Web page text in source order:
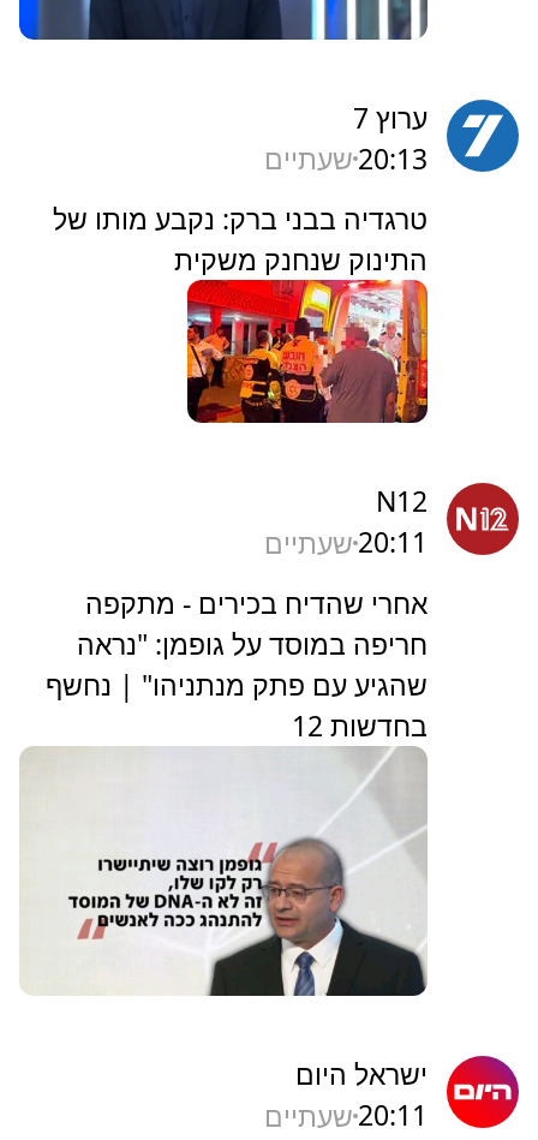
ערוץ 7
20:13שעתיים
‏טרגדיה בבני ברק: נקבע מותו של
התינוק שנחנק משקית
N12
20:11שעתיים
אחרי שהדיח בכירים - מתקפה
חריפה במוסד על גופמן: "נראה
שהגיע עם פתק מנתניהו" | נחשף
בחדשות 12
ישראל היום
20:11שעתיים